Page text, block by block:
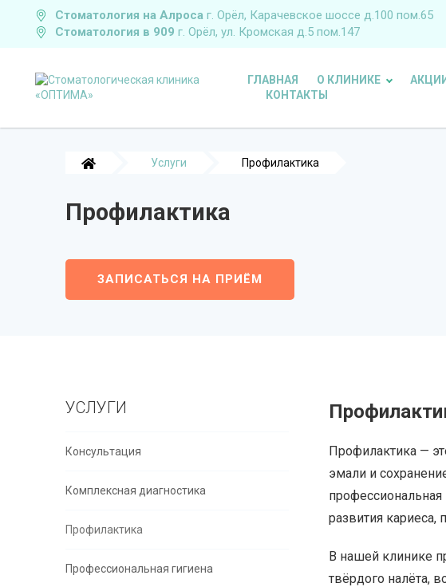
Cтоматология на Алроса г. Орёл, Карачевское шоссе д.100 пом.65
Стоматология в 909 г. Орёл, ул. Кромская д.5 пом.147
ГЛАВНАЯ О КЛИНИКЕ АКЦИИ
КОНТАКТЫ
Услуги Профилактика
Профилактика
ЗАПИСАТЬСЯ НА ПРИЁМ
УСЛУГИ
Консультация
Комплексная диагностика
Профилактика
Профессиональная гигиена
Профилактика —
эмали и
развития кариеса,
В нашей клинике
твёрдого налёта,